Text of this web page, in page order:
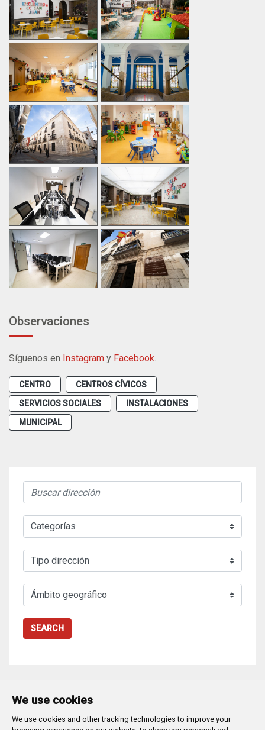
We use cookies
We use cookies and other tracking technologies to improve your
Observaciones
Síguenos en Instagram y Facebook.
CENTRO
CENTROS CÍVICOS
SERVICIOS SOCIALES
INSTALACIONES
MUNICIPAL
SEARCH
Plaza Mayor 1 - 09071BURGOS